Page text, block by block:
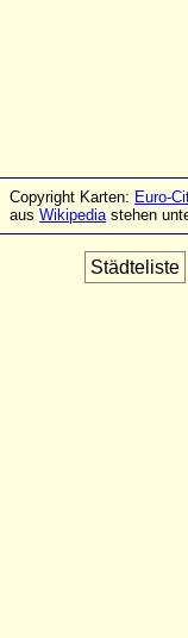
Copyright Karten: Euro-
aus Wikipediastehen
Städteliste